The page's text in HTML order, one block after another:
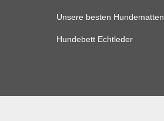
Unsere besten Hundematten
Hundebett Echtleder